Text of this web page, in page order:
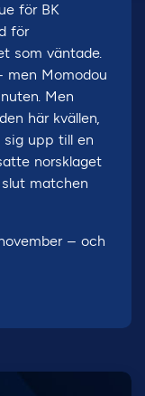
för BK
för
som väntade.
men Momodou
Men
här kvällen,
sig upp till en
norsklaget
matchen
– och